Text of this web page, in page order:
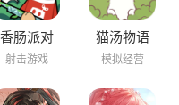
香肠派对
射击游戏
猫汤物语
模拟经营